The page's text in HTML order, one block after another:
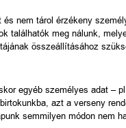
és nem tárol érzékeny
találhatók meg nálunk,
összeállításához
egyéb személyes adat –
azt a verseny
semmilyen módon nem